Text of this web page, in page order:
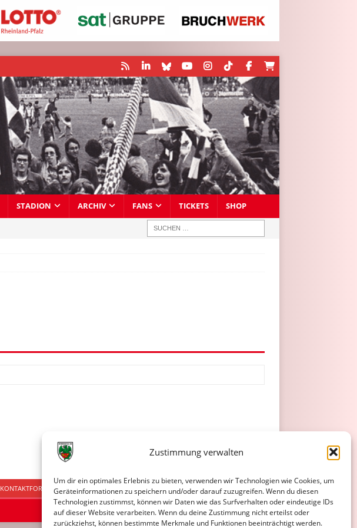
Zustimmung verwalten
Um dir ein optimales Erlebnis zu bieten, verwenden wir Technologien wie Cookies, um
Geräteinformationen zu speichern und/oder darauf zuzugreifen. Wenn du diesen
Technologien zustimmst, können wir Daten wie das Surfverhalten oder eindeutige IDs
auf dieser Website verarbeiten. Wenn du deine Zustimmung nicht erteilst oder
zurückziehst, können bestimmte Merkmale und Funktionen beeinträchtigt werden.
STADION ARCHIV FANS TICKETS SHOP
KONTAKTFORMULAR DATENSCHUTZERKLÄRUNG COOKIE-RICHTLINIE (EU)